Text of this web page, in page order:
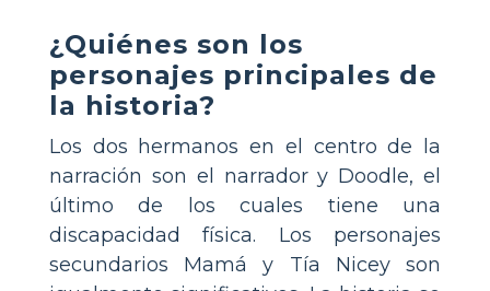
¿Quiénes son los
personajes principales de
la historia?
Los dos hermanos en el centro de la
narración son el narrador y Doodle, el
último de los cuales tiene una
discapacidad física. Los personajes
secundarios Mamá y Tía Nicey son